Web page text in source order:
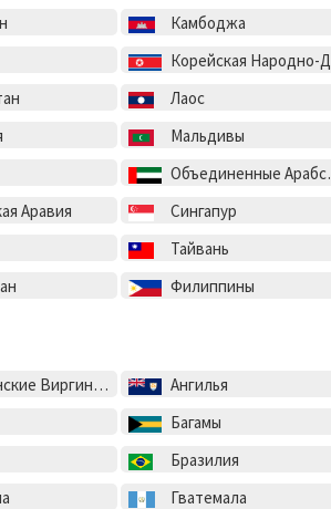
Камбоджа
Корейская Народно-Демократическая Республика
Лаос
Мальдивы
Объединенные Арабские Эмираты
Аравия
Сингапур
Тайвань
Филиппины
острова Ангилья
Багамы
Бразилия
Гватемала